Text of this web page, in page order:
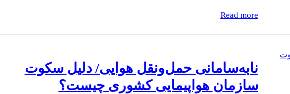
Read more
نابه‌سامانی حمل‌ونقل هوایی/ دلیل سکوت
سازمان هواپیمایی کشوری چیست؟